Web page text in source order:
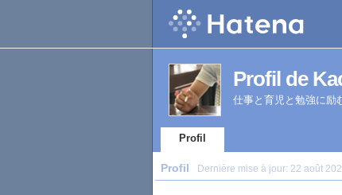
Profil de
仕事と育児と勉強に励
Profil
Profil Dernière mise à jour: 22 août